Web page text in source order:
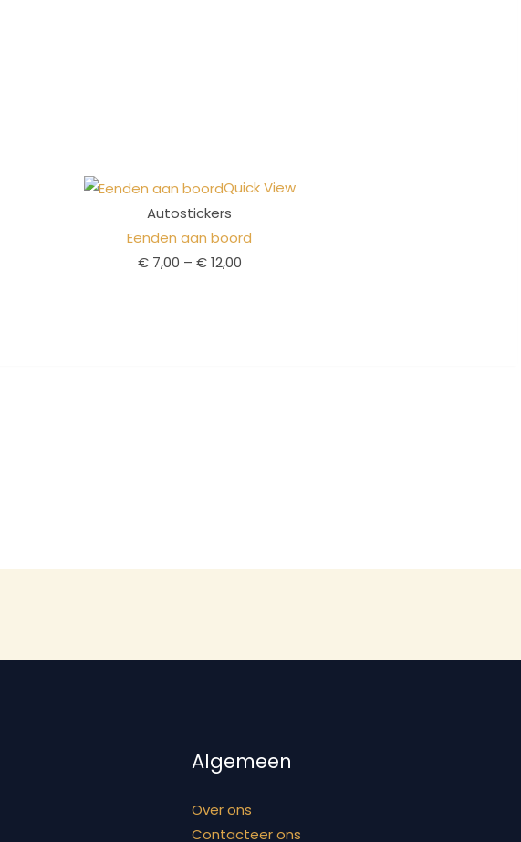
Quick View
Autostickers
Eenden aan boord
€7,00 – €12,00
Algemeen
Over ons
Contacteer ons